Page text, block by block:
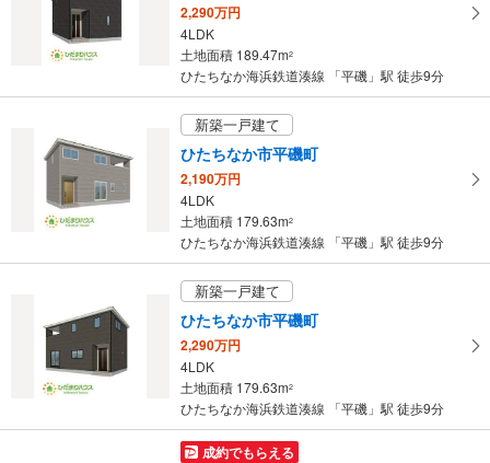
2,290万円
4LDK
土地面積 189.47m2
ひたちなか海浜鉄道湊線 「平磯」駅 徒歩9分
新築一戸建て
ひたちなか市平磯町
2,190万円
4LDK
土地面積 179.63m2
ひたちなか海浜鉄道湊線 「平磯」駅 徒歩9分
新築一戸建て
ひたちなか市平磯町
2,290万円
4LDK
土地面積 179.63m2
ひたちなか海浜鉄道湊線 「平磯」駅 徒歩9分
成約でもらえる